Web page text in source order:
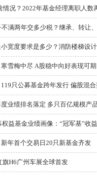
情况？2022年基金经理离职人数
满两年交多少税？继承、转让
宽度要求是多少？消防楼梯设
雪梅中尽 A股稳中向好表现可期
只公募基金跨年发行 偏股混
业绩排名落定 多只百亿规模产
益基金业绩画像：“冠军基”收
年首个交易日20只新基金齐发
旗H6广州车展全球首发